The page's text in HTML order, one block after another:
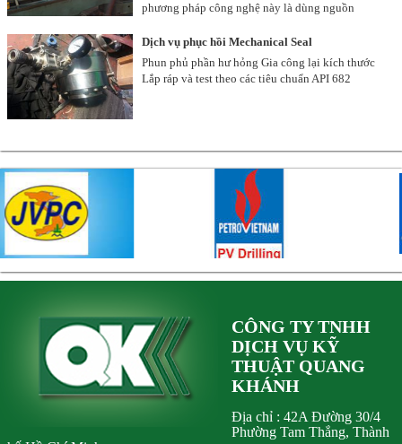
phương pháp công nghệ này là dùng nguồn
Dịch vụ phục hồi Mechanical Seal
Phun phủ phần hư hỏng Gia công lại kích thước
Lắp ráp và test theo các tiêu chuẩn API 682
CÔNG TY TNHH
DỊCH VỤ KỸ
THUẬT QUANG
KHÁNH
Địa chỉ : 42A Đường 30/4
Phường Tam Thắng, Thành